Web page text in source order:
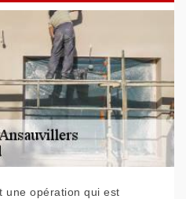
une opération qui est